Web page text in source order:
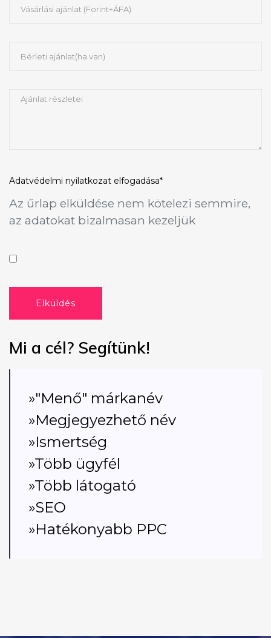
Adatvédelmi nyilatkozat elfogadása*
Az űrlap elküldése nem kötelezi semmire,
az adatokat bizalmasan kezeljük
Elküldés
Mi a cél? Segítünk!
»"Menő" márkanév
»Megjegyezhető név
»Ismertség
»Több ügyfél
»Több látogató
»SEO
»Hatékonyabb PPC